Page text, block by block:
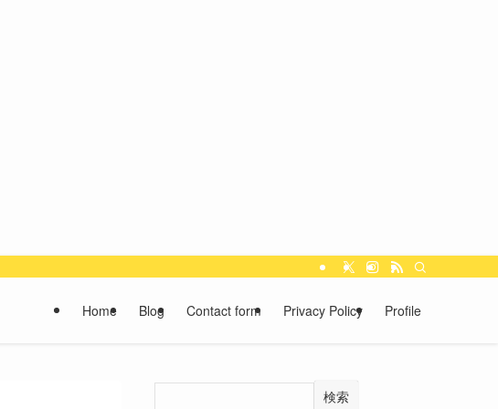
Home Blog Contact form Privacy Policy Profile
検索